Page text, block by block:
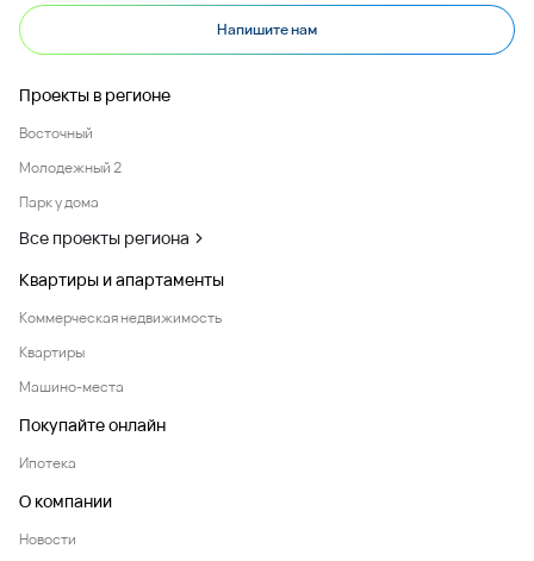
Напишите нам
Проекты в регионе
Восточный
Молодежный 2
Парк у дома
Все проекты региона
Квартиры и апартаменты
Коммерческая недвижимость
Квартиры
Машино-места
Покупайте онлайн
Ипотека
О компании
Новости